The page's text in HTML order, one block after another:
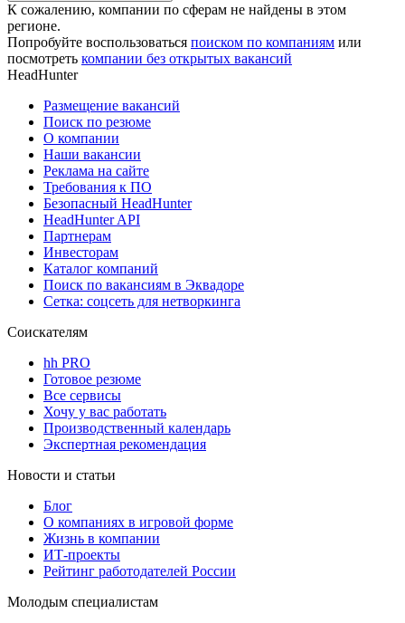
К сожалению, компании по сферам не найдены в этом
регионе.
Попробуйте воспользоваться поиском по компаниям или
посмотреть компании без открытых вакансий
HeadHunter
Размещение вакансий
Поиск по резюме
О компании
Наши вакансии
Реклама на сайте
Требования к ПО
Безопасный HeadHunter
HeadHunter API
Партнерам
Инвесторам
Каталог компаний
Поиск по вакансиям в Эквадоре
Сетка: соцсеть для нетворкинга
Соискателям
hh PRO
Готовое резюме
Все сервисы
Хочу у вас работать
Производственный календарь
Экспертная рекомендация
Новости и статьи
Блог
О компаниях в игровой форме
Жизнь в компании
ИТ-проекты
Рейтинг работодателей России
Молодым специалистам